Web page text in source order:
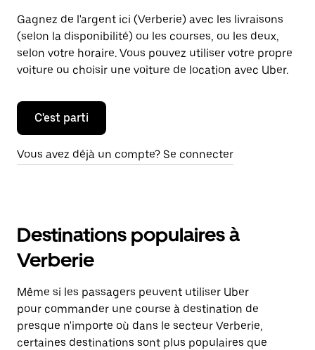
Gagnez de l'argent ici (Verberie) avec les livraisons
(selon la disponibilité) ou les courses, ou les deux,
selon votre horaire. Vous pouvez utiliser votre propre
voiture ou choisir une voiture de location avec Uber.
C'est parti
Vous avez déjà un compte? Se connecter
Destinations populaires à
Verberie
Même si les passagers peuvent utiliser Uber
pour commander une course à destination de
presque n'importe où dans le secteur Verberie,
certaines destinations sont plus populaires que